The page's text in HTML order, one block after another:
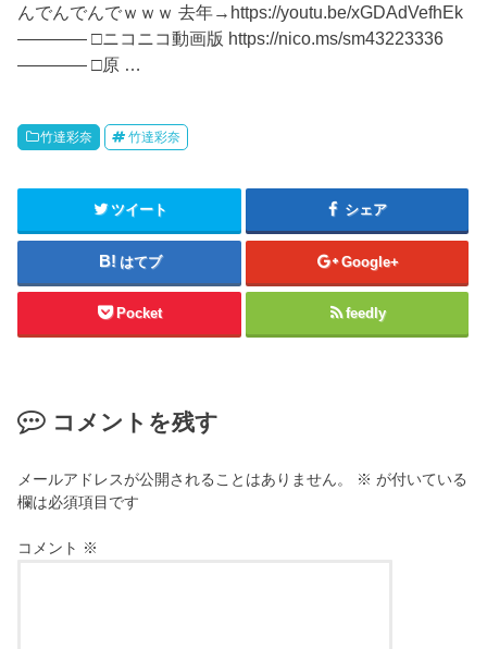
んでんでんでｗｗｗ 去年→https://youtu.be/xGDAdVefhEk
―――― □ニコニコ動画版 https://nico.ms/sm43223336
―――― □原 …
竹達彩奈 竹達彩奈
ツイート シェア
はてブ Google+
Pocket feedly
コメントを残す
メールアドレスが公開されることはありません。 ※ が付いている
欄は必須項目です
コメント ※